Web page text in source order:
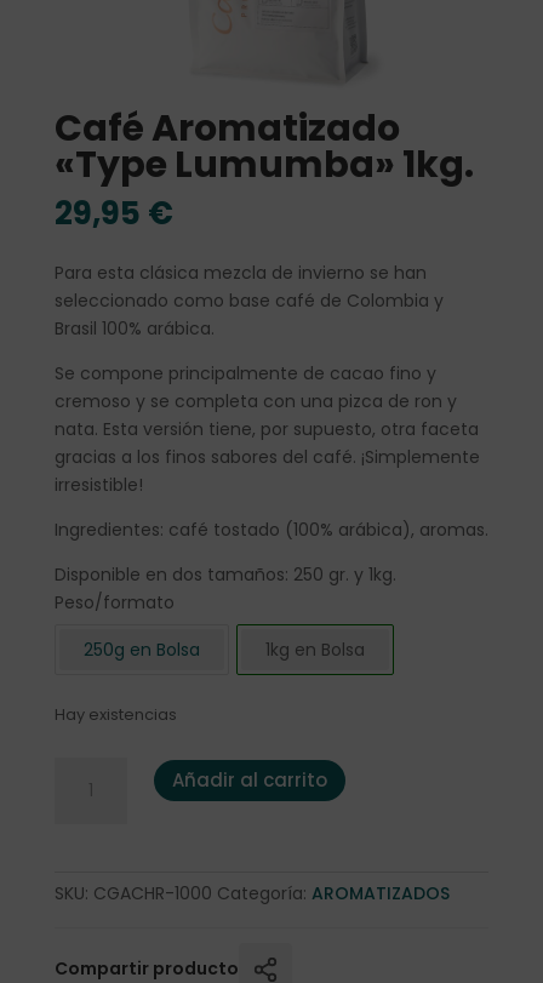
Café Aromatizado
«Type Lumumba» 1kg.
29,95 €
Para esta clásica mezcla de invierno se han
seleccionado como base café de Colombia y
Brasil 100% arábica.
Se compone principalmente de cacao fino y
cremoso y se completa con una pizca de ron y
nata. Esta versión tiene, por supuesto, otra faceta
gracias a los finos sabores del café. ¡Simplemente
irresistible!
Ingredientes: café tostado (100% arábica), aromas.
Disponible en dos tamaños: 250 gr. y 1kg.
Peso/formato
250g en Bolsa
1kg en Bolsa
Hay existencias
Café Aromatizado "Type Lumumba" (Choco-Ron) 1kg.
Añadir al carrito
SKU: CGACHR-1000 Categoría: AROMATIZADOS
Compartir producto